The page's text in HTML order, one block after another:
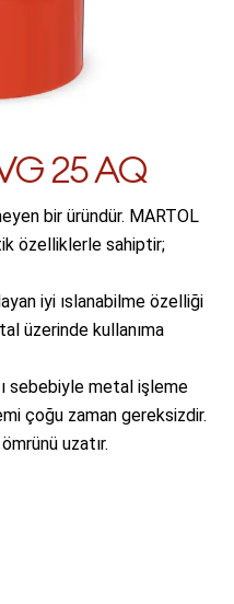
25 AQ
bir üründür. MARTOL
özelliklerle sahiptir;
iyi ıslanabilme özelliği
üzerinde kullanıma
sebebiyle metal işleme
çoğu zaman gereksizdir.
uzatır.